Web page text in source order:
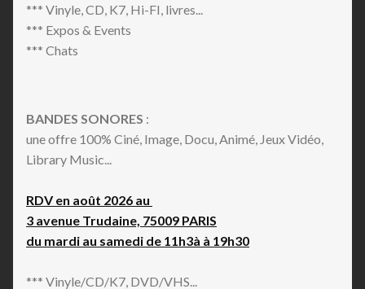
*** Vinyle, CD, K7, Hi-FI, livres...
*** Expos & Events
*** Chats
BANDES SONORES :
une offre 100% Ciné, Image, Docu, Animé, Jeux Vidéo,
Library Music...
RDV en août 2026 au
3 avenue Trudaine, 75009 PARIS
du mardi au samedi de 11h3à à 19h30
*** Vinyle/CD/K7, DVD/VHS...